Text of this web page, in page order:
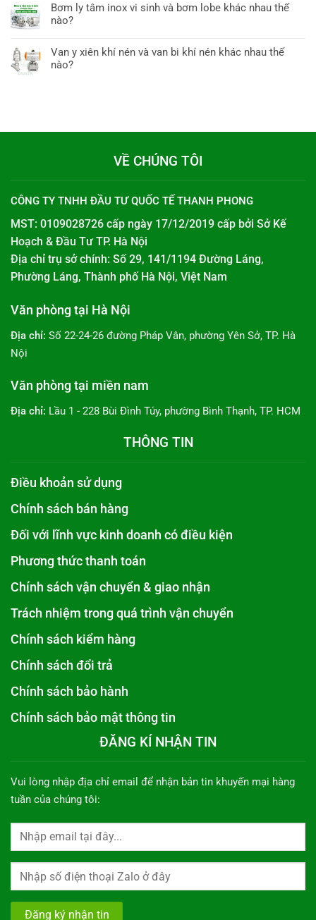
Bơm ly tâm inox vi sinh và bơm lobe khác nhau thế
nào?
Van y xiên khí nén và van bi khí nén khác nhau thế
nào?
VỀ CHÚNG TÔI
CÔNG TY TNHH ĐẦU TƯ QUỐC TẾ THANH PHONG
MST: 0109028726 cấp ngày 17/12/2019 cấp bởi Sở Kế
Hoạch & Đầu Tư TP. Hà Nội
Địa chỉ trụ sở chính: Số 29, 141/1194 Đường Láng,
Phường Láng, Thành phố Hà Nội, Việt Nam
Văn phòng tại Hà Nội
Địa chỉ: Số 22-24-26 đường Pháp Vân, phường Yên Sở, TP. Hà
Nội
Văn phòng tại miền nam
Địa chỉ: Lầu 1 - 228 Bùi Đình Túy, phường Bình Thạnh, TP. HCM
THÔNG TIN
Điều khoản sử dụng
Chính sách bán hàng
Đối với lĩnh vực kinh doanh có điều kiện
Phương thức thanh toán
Chính sách vận chuyển & giao nhận
Trách nhiệm trong quá trình vận chuyển
Chính sách kiểm hàng
Chính sách đổi trả
Chính sách bảo hành
Chính sách bảo mật thông tin
ĐĂNG KÍ NHẬN TIN
Vui lòng nhập địa chỉ email để nhận bản tin khuyến mại hàng
tuần của chúng tôi: